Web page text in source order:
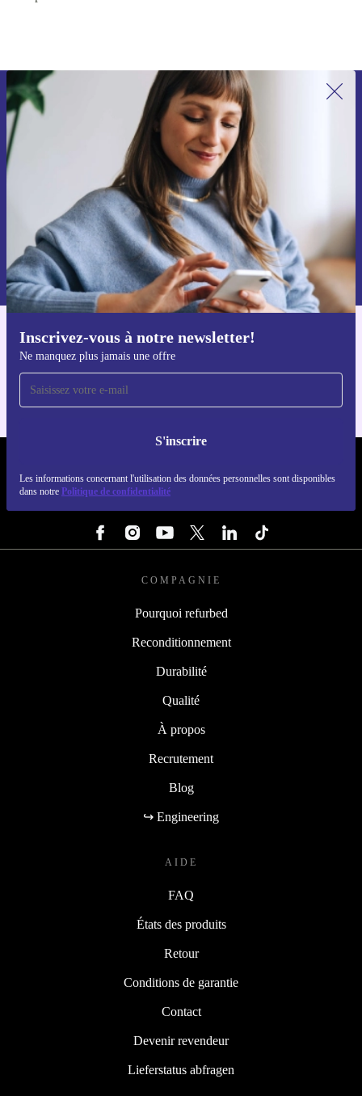
Inscrivez-vous à notre newsletter!
Ne manquez plus jamais une offre
S'inscrire
Les informations concernant l'utilisation des données personnelles sont disponibles
dans notre Politique de confidentialité
Recevoir offres et infos de refurbed
par mail
Ne manquez plus aucune offre.
S'inscrire
Retrouvez les informations sur l'utilisation des données personnelles
dans notre
politique de confidentialité.
Téléchargez l'application refurbed
Pour iOS et Android
COMPAGNIE
Pourquoi refurbed
Reconditionnement
Durabilité
Qualité
À propos
Recrutement
Blog
↪ Engineering
AIDE
FAQ
États des produits
Retour
Conditions de garantie
Contact
Devenir revendeur
Lieferstatus abfragen